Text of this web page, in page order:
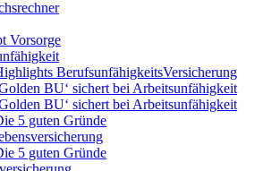
Vorsorge
BerufsunfähigkeitsVersicherung
BU‘ sichert bei Arbeitsunfähigkeit
BU‘ sichert bei Arbeitsunfähigkeit
5 guten Gründe
5 guten Gründe